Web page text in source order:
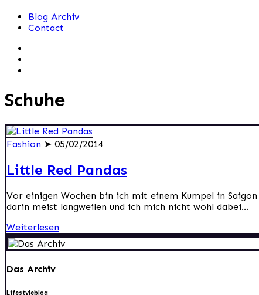
Blog Archiv
Contact
Schuhe
Fashion ➤ 05/02/2014
Little Red Pandas
Vor einigen Wochen bin ich mit einem Kumpel in
darin meist langweilen und ich mich nicht wohl dabei...
Weiterlesen
Das Archiv
Lifestyleblog